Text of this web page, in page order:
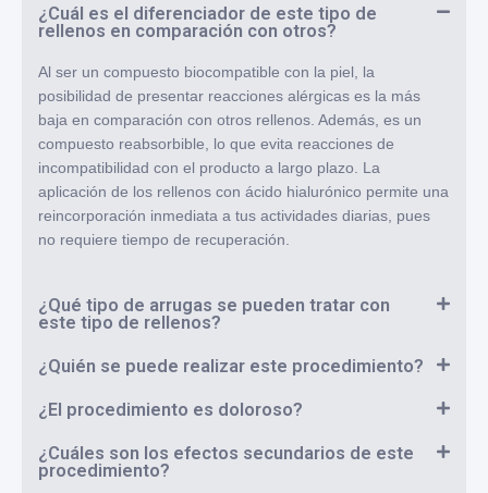
¿Cuál es el diferenciador de este tipo de
rellenos en comparación con otros?
Al ser un compuesto biocompatible con la piel, la
posibilidad de presentar reacciones alérgicas es la más
baja en comparación con otros rellenos. Además, es un
compuesto reabsorbible, lo que evita reacciones de
incompatibilidad con el producto a largo plazo. La
aplicación de los rellenos con ácido hialurónico permite una
reincorporación inmediata a tus actividades diarias, pues
no requiere tiempo de recuperación.
¿Qué tipo de arrugas se pueden tratar con
este tipo de rellenos?
¿Quién se puede realizar este procedimiento?
¿El procedimiento es doloroso?
¿Cuáles son los efectos secundarios de este
procedimiento?